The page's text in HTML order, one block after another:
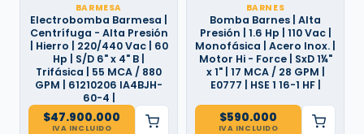
BARMESA
Electrobomba Barmesa |
Centrífuga - Alta Presión
| Hierro | 220/440 Vac | 60
Hp | S/D 6" x 4" B |
Trifásica | 55 MCA / 880
GPM | 61210206 IA4BJH-
60-4 |
$47.900.000
IVA INCLUIDO
BARNES
Bomba Barnes | Alta
Presión | 1.6 Hp | 110 Vac |
Monofásica | Acero Inox. |
Motor Hi - Force | SxD 1¼"
x 1" | 17 MCA / 28 GPM |
E0777 | HSE 1 16-1 HF |
$590.000
IVA INCLUIDO